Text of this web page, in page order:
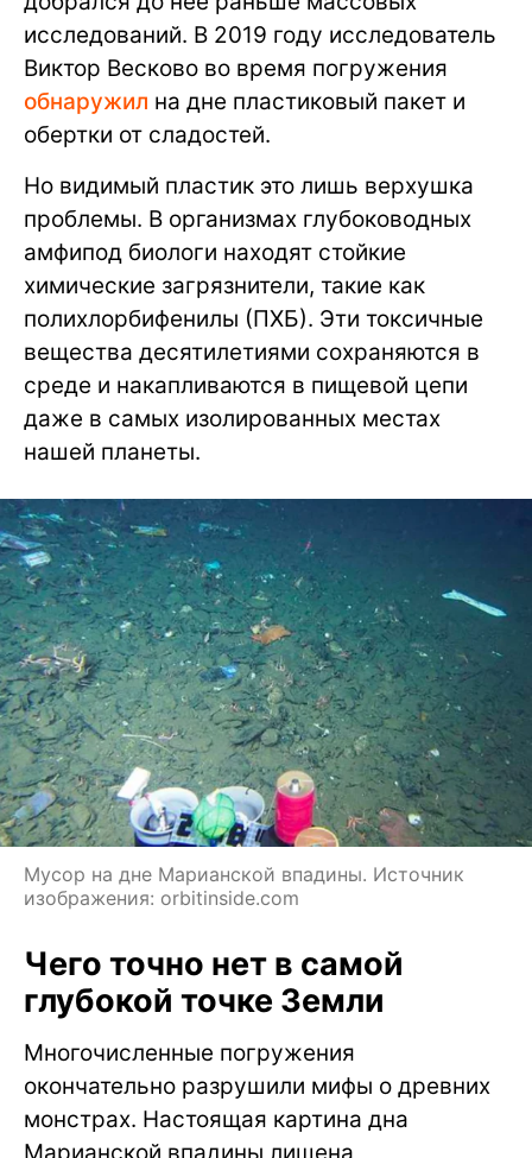
исследований. В 2019 году исследователь
Виктор Весково во время погружения
обнаружил на дне пластиковый пакет и
обертки от сладостей.
Но видимый пластик это лишь верхушка
проблемы. В организмах глубоководных
амфипод биологи находят стойкие
химические загрязнители, такие как
полихлорбифенилы (ПХБ). Эти токсичные
вещества десятилетиями сохраняются в
среде и накапливаются в пищевой цепи
даже в самых изолированных местах
нашей планеты.
Мусор на дне Марианской впадины. Источник
изображения: orbitinside.com
Чего точно нет в самой
глубокой точке Земли
Многочисленные погружения
окончательно разрушили мифы о древних
монстрах. Настоящая картина дна